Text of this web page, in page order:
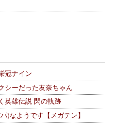
冠ナイン
シーだった友奈ちゃん
英雄伝説 閃の軌跡
)なようです【メガテン】